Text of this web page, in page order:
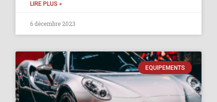
LIRE PLUS »
6 décembre 2023
EQUIPEMENTS